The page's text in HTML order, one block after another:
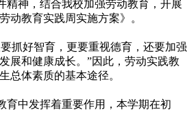
精神，结合我校加强劳动教育，开展
动教育实践周实施方案》。
抓好智育，更要重视德育，还要加强
展和健康成长。”因此，劳动实践教
总体素质的基本途径。
育中发挥着重要作用，本学期在初